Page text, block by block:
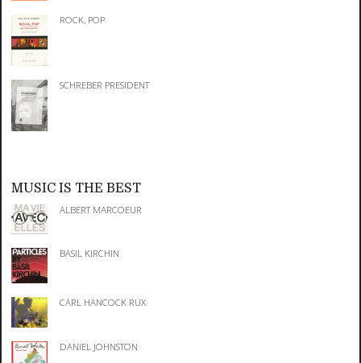
ROCK, POP
SCHREBER PRESIDENT
MUSIC IS THE BEST
ALBERT MARCOEUR
BASIL KIRCHIN
CARL HANCOCK RUX
DANIEL JOHNSTON